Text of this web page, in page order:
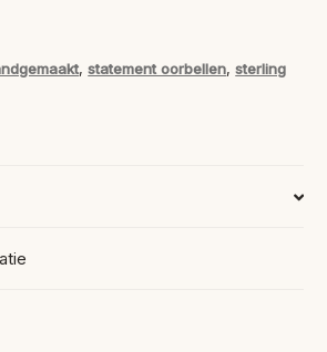
,statement oorbellen,sterling